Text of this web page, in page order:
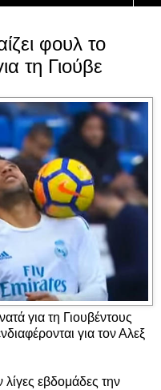
φουλ το
τη Γιούβε
για τη Γιουβέντους
για τον Αλεξ
εβδομάδες την